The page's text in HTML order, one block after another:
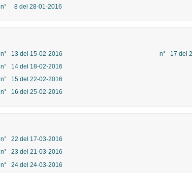
n° 8 del 28-01-2016
n° 13 del 15-02-2016
n° 14 del 18-02-2016
n° 15 del 22-02-2016
n° 16 del 25-02-2016
n° 17 del
n° 22 del 17-03-2016
n° 23 del 21-03-2016
n° 24 del 24-03-2016